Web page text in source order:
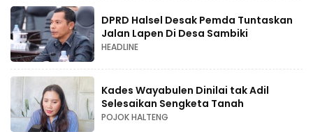
DPRD Halsel Desak Pemda Tuntaskan
Jalan Lapen Di Desa Sambiki
HEADLINE
Kades Wayabulen Dinilai tak Adil
Selesaikan Sengketa Tanah
POJOK HALTENG